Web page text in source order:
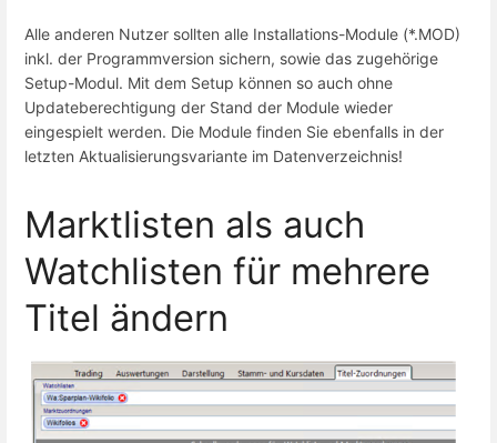
Alle anderen Nutzer sollten alle Installations-Module (*.MOD)
inkl. der Programmversion sichern, sowie das zugehörige
Setup-Modul. Mit dem Setup können so auch ohne
Updateberechtigung der Stand der Module wieder
eingespielt werden. Die Module finden Sie ebenfalls in der
letzten Aktualisierungsvariante im Datenverzeichnis!
Marktlisten als auch
Watchlisten für mehrere
Titel ändern